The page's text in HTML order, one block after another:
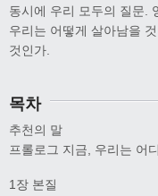
동시에 우리 모두의 질문.
우리는 어떻게 살아남을
것인가.
목차
추천의 말
프롤로그 지금, 우리는 어
1장 본질